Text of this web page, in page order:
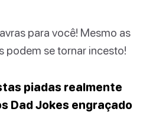
para você! Mesmo as
podem se tornar incesto!
piadas realmente
Dad Jokes engraçado